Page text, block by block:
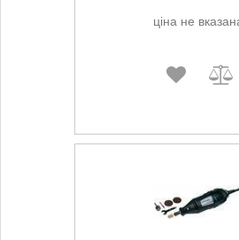
ціна не